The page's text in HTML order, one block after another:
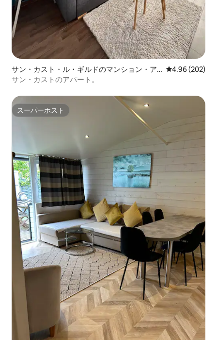
サン・カスト・ル・ギルドのマンション・ア
パート
レビュー202
4.96 (202)
サン・カストのアパート。
スーパーホスト
スーパーホスト